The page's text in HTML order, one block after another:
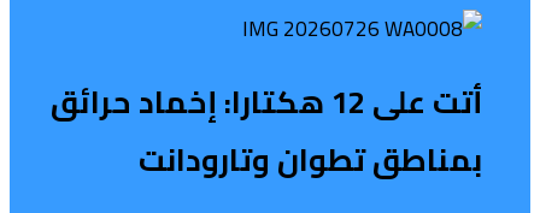
أتت على 12 هكتارا: إخماد حرائق
بمناطق تطوان وتارودانت